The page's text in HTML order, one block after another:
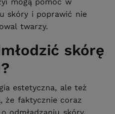
skóry i poprawić nie
twarzy.
skórę
estetyczna, ale też
że faktycznie coraz